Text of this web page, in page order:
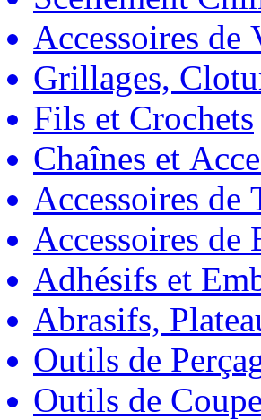
Accessoires de
Grillages,
Fils et Crochets
Chaînes et
Accessoires de
Accessoires de
Adhésifs et
Abrasifs,
Outils de
Outils de